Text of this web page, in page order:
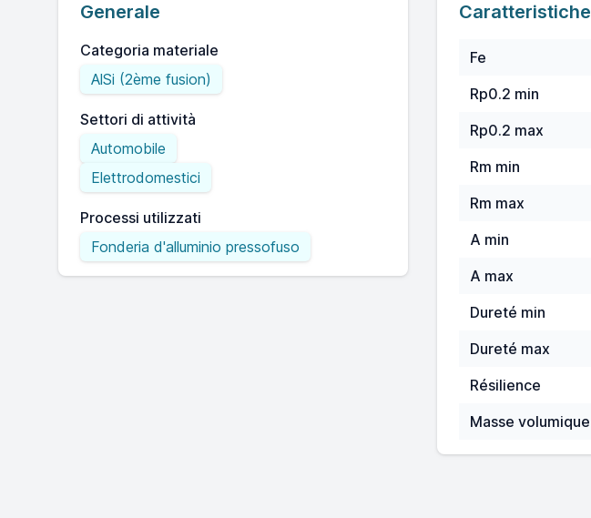
Generale
Categoria materiale
AlSi (2ème fusion)
Settori di attività
Automobile
Elettrodomestici
Processi utilizzati
Fonderia d'alluminio pressofuso
Caratteristiche
Fe
Rp0.2 min
Rp0.2 max
Rm min
Rm max
A min
A max
Dureté min
Dureté max
Résilience
Masse volumique